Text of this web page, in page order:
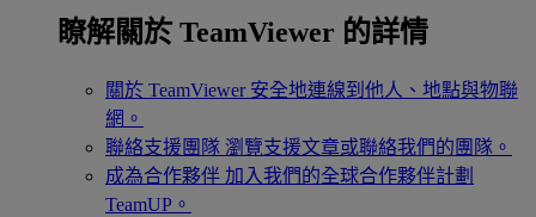
瞭解關於 TeamViewer 的詳情
關於 TeamViewer 安全地連線到他人、地點與物聯
網。
聯絡支援團隊 瀏覽支援文章或聯絡我們的團隊。
成為合作夥伴 加入我們的全球合作夥伴計劃
TeamUP。